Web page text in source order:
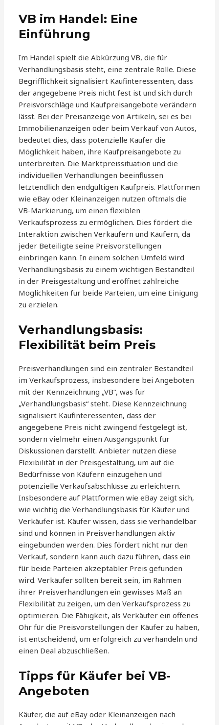
VB im Handel: Eine
Einführung
Im Handel spielt die Abkürzung VB, die für
Verhandlungsbasis steht, eine zentrale Rolle. Diese
Begrifflichkeit signalisiert Kaufinteressenten, dass
der angegebene Preis nicht fest ist und sich durch
Preisvorschläge und Kaufpreisangebote verändern
lässt. Bei der Preisanzeige von Artikeln, sei es bei
Immobilienanzeigen oder beim Verkauf von Autos,
bedeutet dies, dass potenzielle Käufer die
Möglichkeit haben, ihre Kaufpreisangebote zu
unterbreiten. Die Marktpreissituation und die
individuellen Verhandlungen beeinflussen
letztendlich den endgültigen Kaufpreis. Plattformen
wie eBay oder Kleinanzeigen nutzen oftmals die
VB-Markierung, um einen flexiblen
Verkaufsprozess zu ermöglichen. Dies fördert die
Interaktion zwischen Verkäufern und Käufern, da
jeder Beteiligte seine Preisvorstellungen
einbringen kann. In einem solchen Umfeld wird
Verhandlungsbasis zu einem wichtigen Bestandteil
in der Preisgestaltung und eröffnet zahlreiche
Möglichkeiten für beide Parteien, um eine Einigung
zu erzielen.
Verhandlungsbasis:
Flexibilität beim Preis
Preisverhandlungen sind ein zentraler Bestandteil
im Verkaufsprozess, insbesondere bei Angeboten
mit der Kennzeichnung „VB“, was für
„Verhandlungsbasis“ steht. Diese Kennzeichnung
signalisiert Kaufinteressenten, dass der
angegebene Preis nicht zwingend festgelegt ist,
sondern vielmehr einen Ausgangspunkt für
Diskussionen darstellt. Anbieter nutzen diese
Flexibilität in der Preisgestaltung, um auf die
Bedürfnisse von Käufern einzugehen und
potenzielle Verkaufsabschlüsse zu erleichtern.
Insbesondere auf Plattformen wie eBay zeigt sich,
wie wichtig die Verhandlungsbasis für Käufer und
Verkäufer ist. Käufer wissen, dass sie verhandelbar
sind und können in Preisverhandlungen aktiv
eingebunden werden. Dies fördert nicht nur den
Verkauf, sondern kann auch dazu führen, dass ein
für beide Parteien akzeptabler Preis gefunden
wird. Verkäufer sollten bereit sein, im Rahmen
ihrer Preisverhandlungen ein gewisses Maß an
Flexibilität zu zeigen, um den Verkaufsprozess zu
optimieren. Die Fähigkeit, als Verkäufer ein offenes
Ohr für die Preisvorstellungen der Käufer zu haben,
ist entscheidend, um erfolgreich zu verhandeln und
einen Deal abzuschließen.
Tipps für Käufer bei VB-
Angeboten
Käufer, die auf eBay oder Kleinanzeigen nach